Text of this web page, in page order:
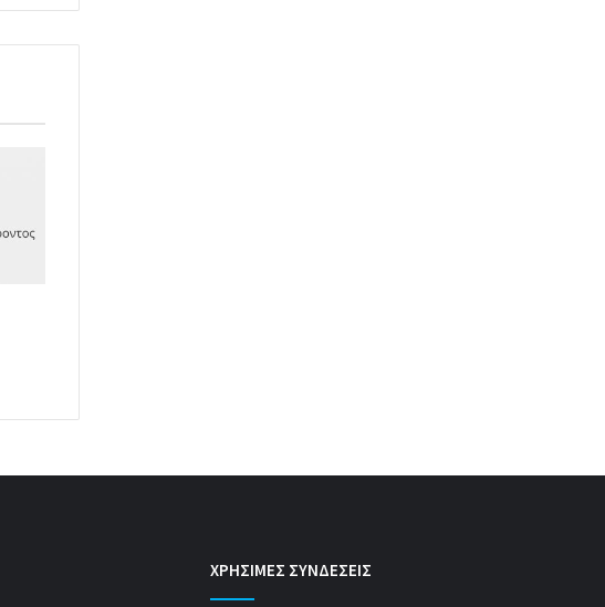
ΧΡΗΣΙΜΕΣ ΣΥΝΔΕΣΕΙΣ